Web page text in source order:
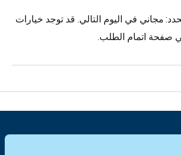
مجاني في اليوم التالي. قد توجد خيارات
صفحة اتمام الطلب.